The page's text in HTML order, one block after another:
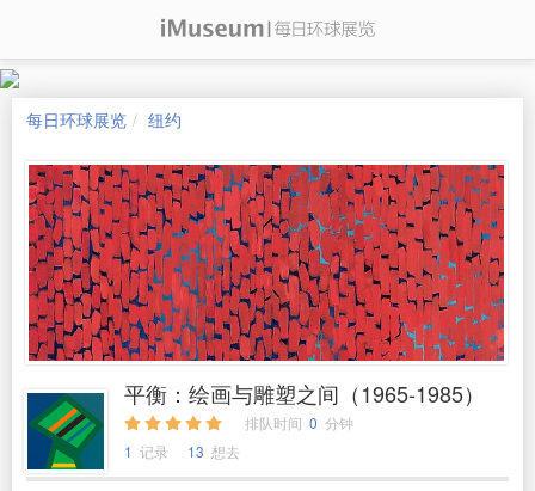
每日环球展览 纽约
平衡：绘画与雕塑之间（1965-1985）
排队时间 0 分钟
1 记录 13 想去